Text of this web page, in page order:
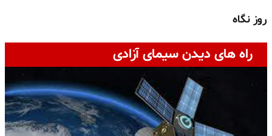
روز نگاه
راه های دیدن سیمای آزادی